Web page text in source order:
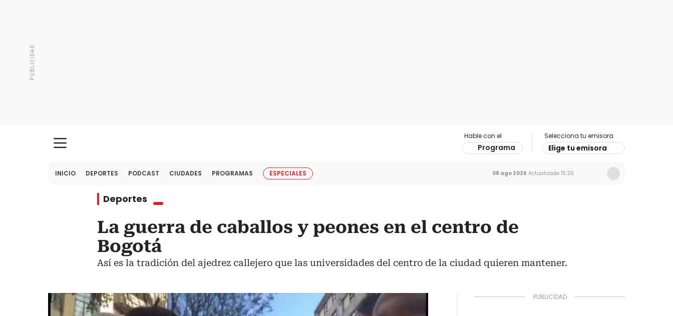
Hable con el
Programa
Selecciona tu emisora
Elige tu emisora
INICIO DEPORTES PODCAST CIUDADES PROGRAMAS ESPECIALES 08 ago 2026 Actualizado 15:26
Deportes
La guerra de caballos y peones en el centro de
Bogotá
Así es la tradición del ajedrez callejero que las universidades del centro de la ciudad quieren mantener.